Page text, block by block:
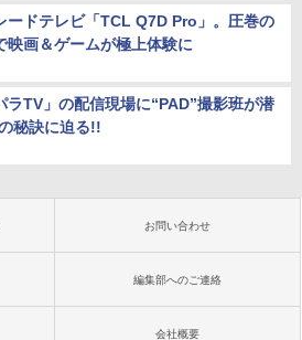
ードテレビ「TCL Q7D Pro」。圧巻の
映画＆ゲームが極上体験に
ラTV」の配信現場に“PAD”撮影班が潜
秘訣に迫る!!
お問い合わせ
編集部へのご連絡
会社概要